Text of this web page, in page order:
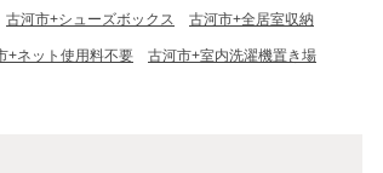
古河市+シューズボックス 古河市+全居室収納
+ネット使用料不要 古河市+室内洗濯機置き場